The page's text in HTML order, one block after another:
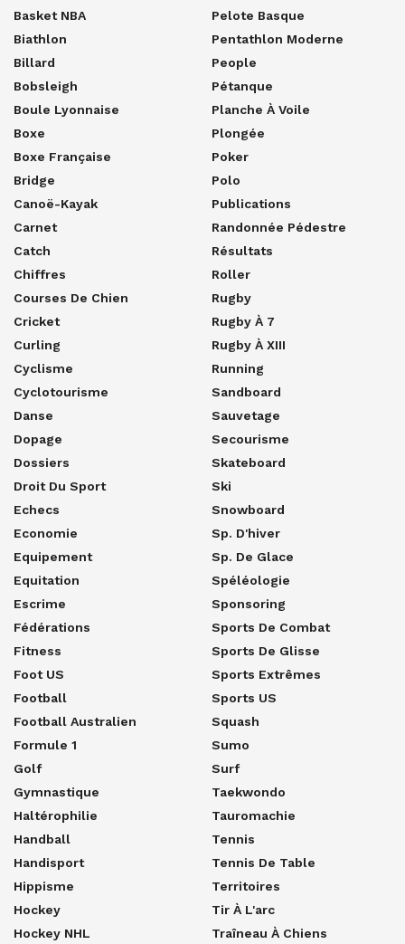
Basket NBA
Biathlon
Billard
Bobsleigh
Boule Lyonnaise
Boxe
Boxe Française
Bridge
Canoë-Kayak
Carnet
Catch
Chiffres
Courses De Chien
Cricket
Curling
Cyclisme
Cyclotourisme
Danse
Dopage
Dossiers
Droit Du Sport
Echecs
Economie
Equipement
Equitation
Escrime
Fédérations
Fitness
Foot US
Football
Football Australien
Formule 1
Golf
Gymnastique
Haltérophilie
Handball
Handisport
Hippisme
Hockey
Hockey NHL
Pelote Basque
Pentathlon Moderne
People
Pétanque
Planche À Voile
Plongée
Poker
Polo
Publications
Randonnée Pédestre
Résultats
Roller
Rugby
Rugby À 7
Rugby À XIII
Running
Sandboard
Sauvetage
Secourisme
Skateboard
Ski
Snowboard
Sp. D'hiver
Sp. De Glace
Spéléologie
Sponsoring
Sports De Combat
Sports De Glisse
Sports Extrêmes
Sports US
Squash
Sumo
Surf
Taekwondo
Tauromachie
Tennis
Tennis De Table
Territoires
Tir À L'arc
Traîneau À Chiens